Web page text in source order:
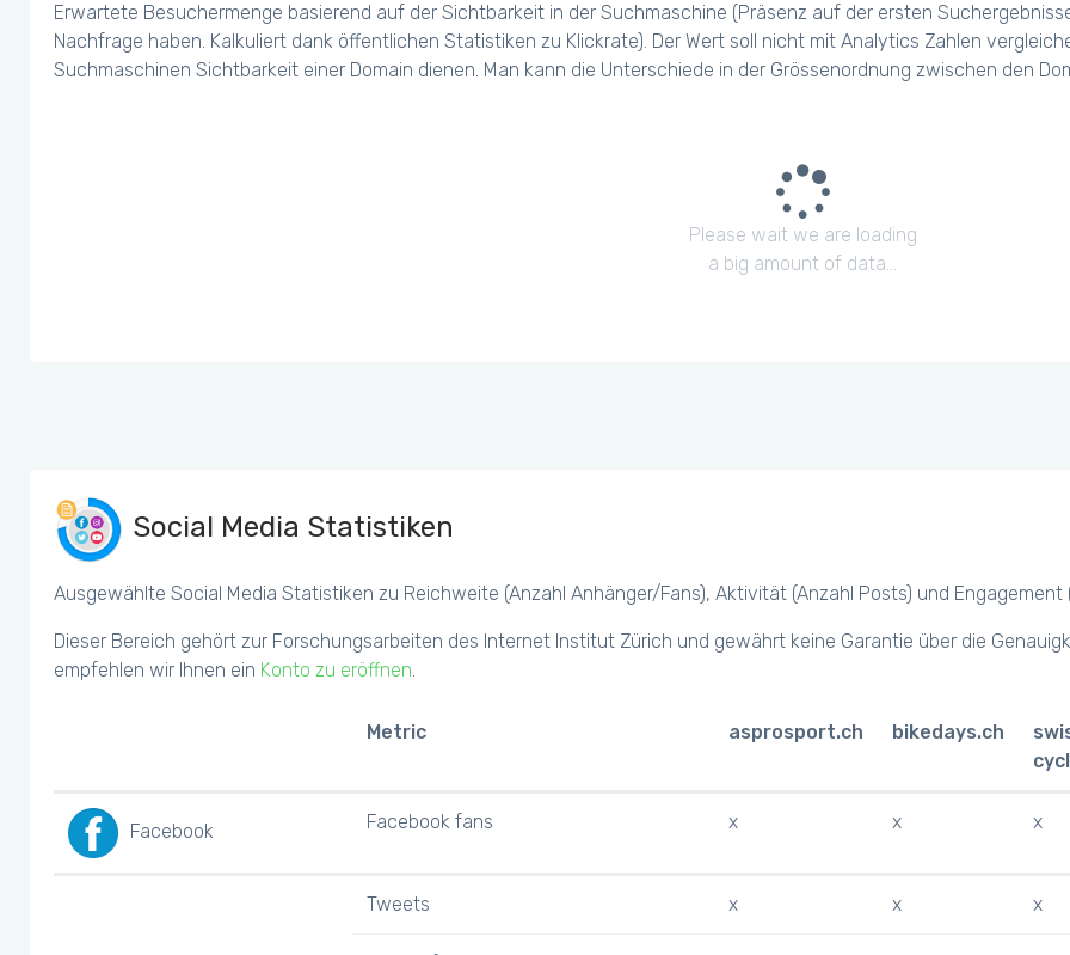
Erwartete Besuchermenge basierend auf der Sichtbarkeit in der Suchmaschine (Präsenz auf der ersten
Nachfrage haben. Kalkuliert dank öffentlichen Statistiken zu Klickrate). Der Wert soll nicht mit Analytics Zahlen
Suchmaschinen Sichtbarkeit einer Domain dienen. Man kann die Unterschiede in der Grössenordnung zwischen den
Please wait we are loading
a big amount of data...
Social Media Statistiken
Ausgewählte Social Media Statistiken zu Reichweite (Anzahl Anhänger/Fans), Aktivität (Anzahl Posts) und Engagement
Dieser Bereich gehört zur Forschungsarbeiten des Internet Institut Zürich und gewährt keine Garantie über die
empfehlen wir Ihnen ein Konto zu eröffnen.
Metric asprosport.ch bikedays.ch
Facebook Facebook fans x x x
Tweets x x x